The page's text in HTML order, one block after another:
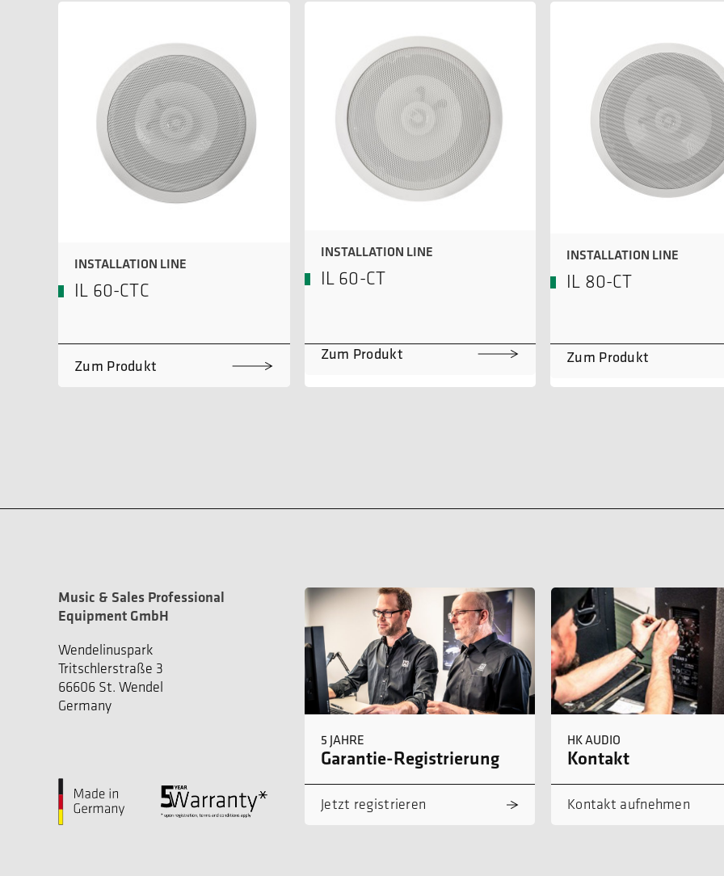
INSTALLATION LINE
IL 60-CTC
Zum Produkt
INSTALLATION LINE
IL 60-CT
Zum Produkt
INSTALLATION LINE
IL 80-CT
Zum Produkt
Music & Sales Professional
Equipment GmbH
Wendelinuspark
Tritschlerstraße 3
66606 St. Wendel
Germany
5 JAHRE
Garantie-Registrierung
Jetzt registrieren
HK AUDIO
Kontakt
Kontakt aufnehmen